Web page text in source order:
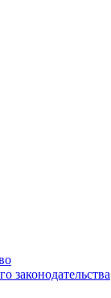
законодательства